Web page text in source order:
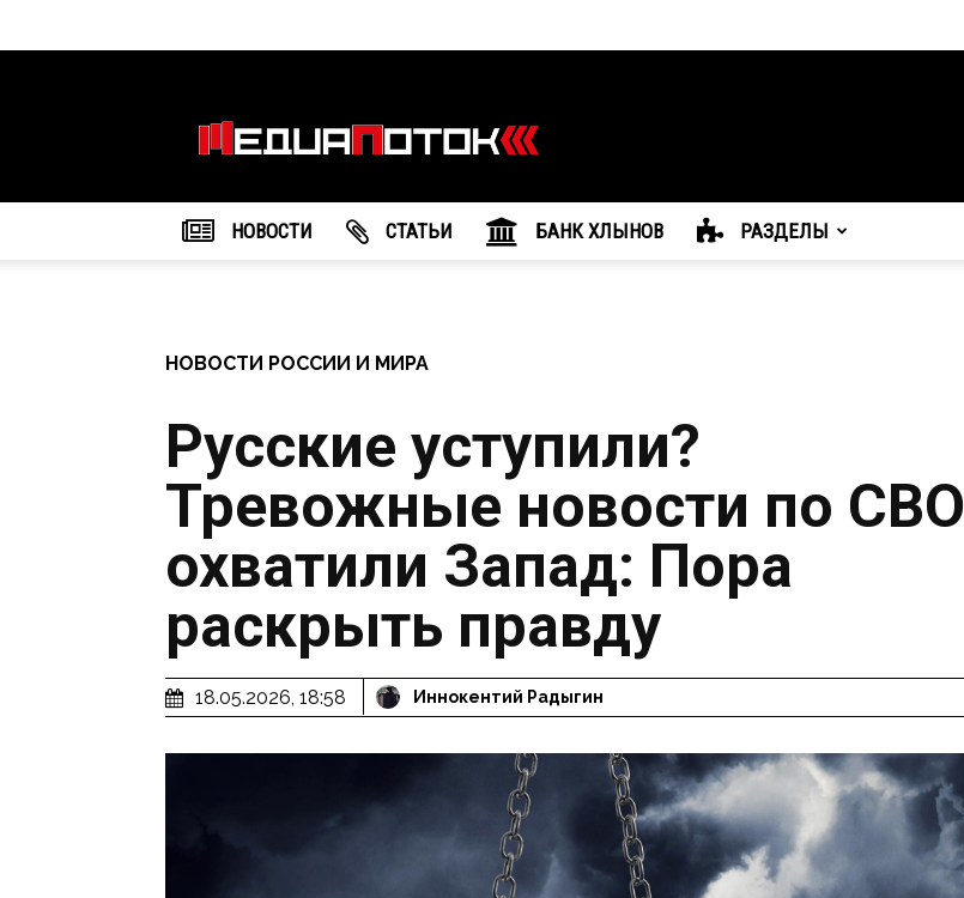
агентство
"МедиаПоток"
НОВОСТИ CТАТЬИ БАНК ХЛЫНОВ РАЗДЕЛЫ
НОВОСТИ РОССИИ И МИРА
Русские уступили?
Тревожные новости по СВО
охватили Запад: Пора
раскрыть правду
18.05.2026, 18:58 Иннокентий Радыгин